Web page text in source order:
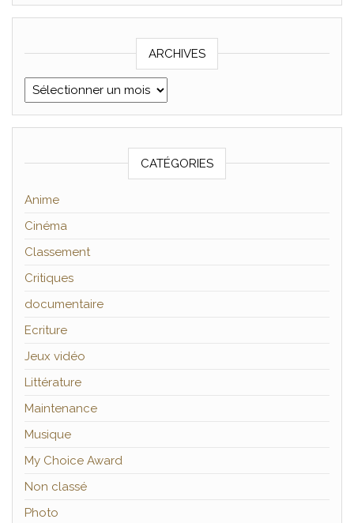
ARCHIVES
Archives
CATÉGORIES
Anime
Cinéma
Classement
Critiques
documentaire
Ecriture
Jeux vidéo
Littérature
Maintenance
Musique
My Choice Award
Non classé
Photo